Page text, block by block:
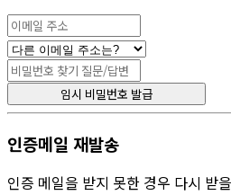
인증메일 재발송
인증 메일을 받지 못한 경우 다시 받